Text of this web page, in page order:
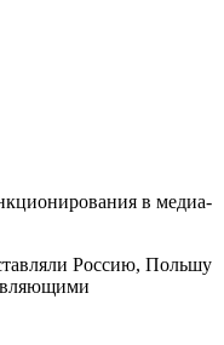
в медиа-
Россию, Польшу